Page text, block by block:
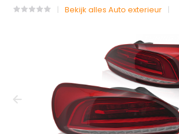
Bekijk alles Auto exterieur